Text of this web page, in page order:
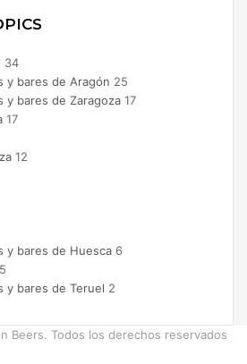
34
y bares de Aragón 25
y bares de Zaragoza 17
17
12
y bares de Huesca 6
5
y bares de Teruel 2
Beers. Todos los derechos reservados